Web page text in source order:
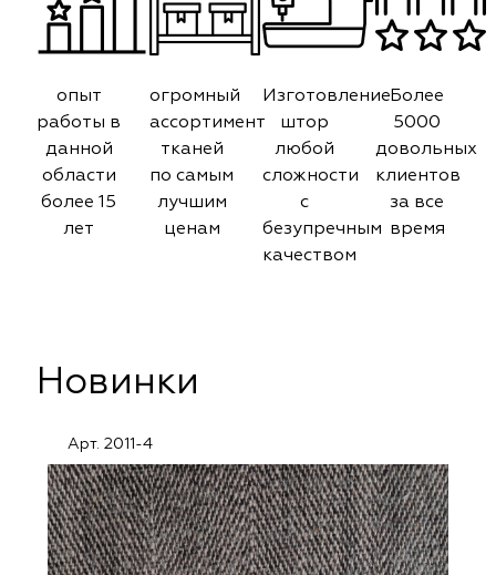
опыт
работы в
данной
области
более 15
лет
огромный
ассортимент
тканей
по самым
лучшим
ценам
Изготовление
штор
любой
сложности
с
безупречным
качеством
Более
5000
довольных
клиентов
за все
время
Новинки
Арт. 2011-4